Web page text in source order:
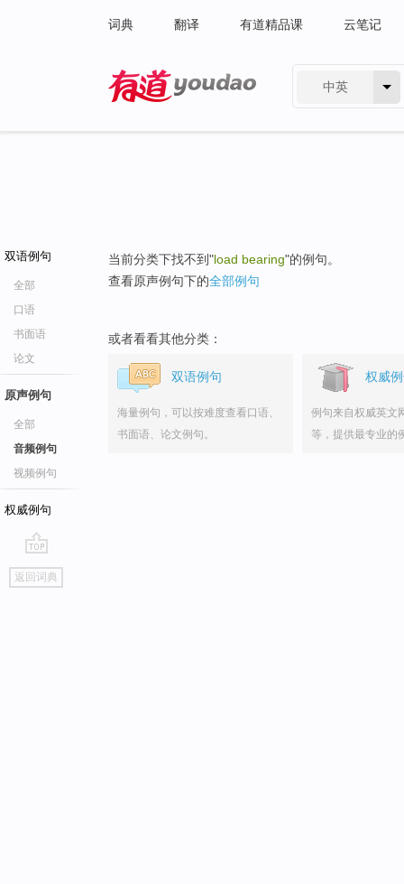
词典 翻译 有道精品课 云笔记
中英
双语例句
全部
口语
书面语
论文
原声例句
全部
音频例句
视频例句
权威例句
go
top
返回词典
当前分类下找不到"load bearing"的例句。
查看原声例句下的全部例句
或者看看其他分类：
双语例句
海量例句，可以按难度查看口语、
书面语、论文例句。
权威
例句来自权威英文
等，提供最专业的